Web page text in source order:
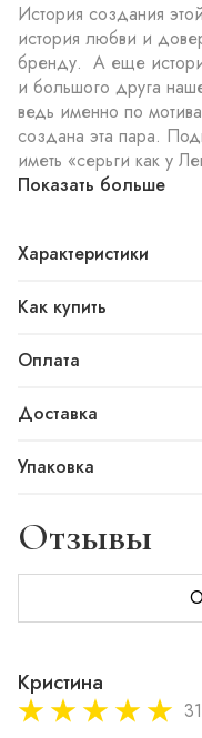
История создания
история любви и
бренду. А еще
и большого друга
ведь именно по
создана эта пара. Подписчикам Елены очень хотелось
иметь «серьги как у
Показать больше
Характеристики
Как купить
Оплата
Доставка
Упаковка
Отзывы
Кристина